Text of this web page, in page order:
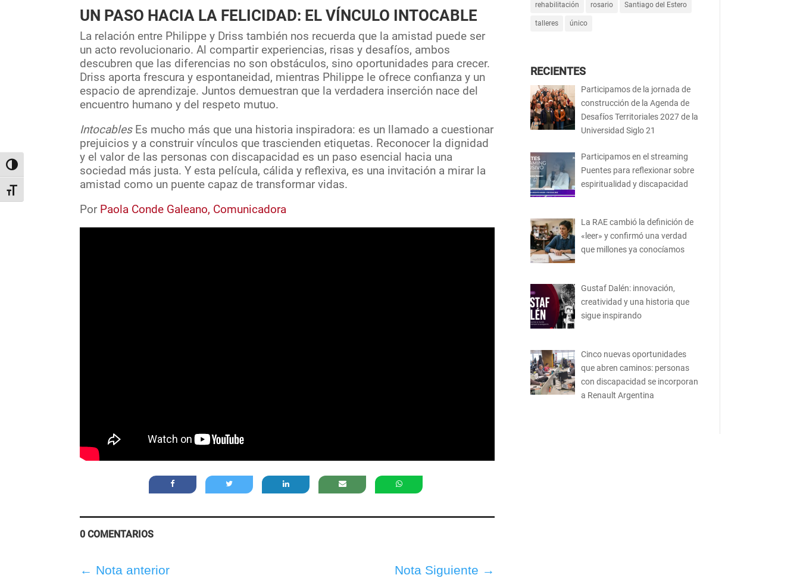
Alternar alto contraste
Alternar tamaño de letra
UN PASO HACIA LA FELICIDAD: EL VÍNCULO INTOCABLE
La relación entre Philippe y Driss también nos recuerda que la amistad puede ser
un acto revolucionario. Al compartir experiencias, risas y desafíos, ambos
descubren que las diferencias no son obstáculos, sino oportunidades para crecer.
Driss aporta frescura y espontaneidad, mientras Philippe le ofrece confianza y un
espacio de aprendizaje. Juntos demuestran que la verdadera inserción nace del
encuentro humano y del respeto mutuo.
IntocablesEs mucho más que una historia inspiradora: es un llamado a cuestionar
prejuicios y a construir vínculos que trascienden etiquetas. Reconocer la dignidad
y el valor de las personas con discapacidad es un paso esencial hacia una
sociedad más justa. Y esta película, cálida y reflexiva, es una invitación a mirar la
amistad como un puente capaz de transformar vidas.
Por Paola Conde Galeano, Comunicadora
0 COMENTARIOS
← Nota anterior Nota Siguiente →
rehabilitación rosario Santiago del Estero
talleres único
RECIENTES
Participamos de la jornada de
construcción de la Agenda de
Desafíos Territoriales 2027 de la
Universidad Siglo 21
Participamos en el streaming
Puentes para reflexionar sobre
espiritualidad y discapacidad
La RAE cambió la definición de
«leer» y confirmó una verdad
que millones ya conocíamos
Gustaf Dalén: innovación,
creatividad y una historia que
sigue inspirando
Cinco nuevas oportunidades
que abren caminos: personas
con discapacidad se incorporan
a Renault Argentina